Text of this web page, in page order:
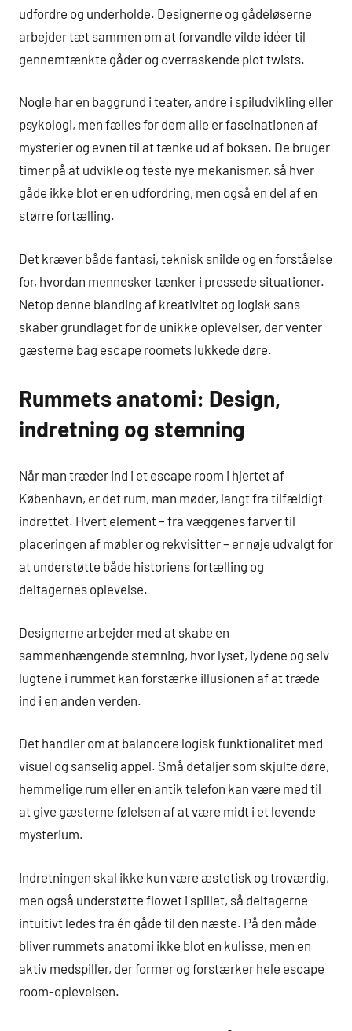
udfordre og underholde. Designerne og gådeløserne
arbejder tæt sammen om at forvandle vilde idéer til
gennemtænkte gåder og overraskende plot twists.
Nogle har en baggrund i teater, andre i spiludvikling eller
psykologi, men fælles for dem alle er fascinationen af
mysterier og evnen til at tænke ud af boksen. De bruger
timer på at udvikle og teste nye mekanismer, så hver
gåde ikke blot er en udfordring, men også en del af en
større fortælling.
Det kræver både fantasi, teknisk snilde og en forståelse
for, hvordan mennesker tænker i pressede situationer.
Netop denne blanding af kreativitet og logisk sans
skaber grundlaget for de unikke oplevelser, der venter
gæsterne bag escape roomets lukkede døre.
Rummets anatomi: Design,
indretning og stemning
Når man træder ind i et escape room i hjertet af
København, er det rum, man møder, langt fra tilfældigt
indrettet. Hvert element – fra væggenes farver til
placeringen af møbler og rekvisitter – er nøje udvalgt for
at understøtte både historiens fortælling og
deltagernes oplevelse.
Designerne arbejder med at skabe en
sammenhængende stemning, hvor lyset, lydene og selv
lugtene i rummet kan forstærke illusionen af at træde
ind i en anden verden.
Det handler om at balancere logisk funktionalitet med
visuel og sanselig appel. Små detaljer som skjulte døre,
hemmelige rum eller en antik telefon kan være med til
at give gæsterne følelsen af at være midt i et levende
mysterium.
Indretningen skal ikke kun være æstetisk og troværdig,
men også understøtte flowet i spillet, så deltagerne
intuitivt ledes fra én gåde til den næste. På den måde
bliver rummets anatomi ikke blot en kulisse, men en
aktiv medspiller, der former og forstærker hele escape
room-oplevelsen.